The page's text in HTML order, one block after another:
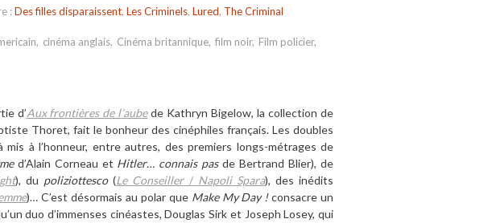
:Des filles disparaissent, Les Criminels, Lured, The Criminal
, cinéma anglais, Cinéma britannique, film noir, Film policier,
d’Aux frontières de l’aubede Kathryn Bigelow, la collection de
Thoret, fait le bonheur des cinéphiles français. Les doubles
mis à l’honneur, entre autres, des premiers longs-métrages de
d’Alain Corneau et Hitler… connais pasde Bertrand Blier), de
), du poliziottesco(Le Conseiller/ Napoli Spara), des inédits
)… C’est désormais au polar que Make My Day !consacre un
’un duo d’immenses cinéastes, Douglas Sirk et Joseph Losey, qui